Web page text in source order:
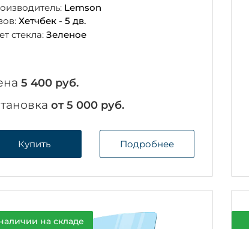
Lemson
Хетчбек - 5 дв.
стекла: Зеленое
5 400 руб.
от 5 000 руб.
Купить Подробнее
на складе